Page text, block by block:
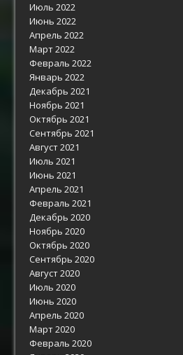
Июль 2022
Июнь 2022
Апрель 2022
Март 2022
Февраль 2022
Январь 2022
Декабрь 2021
Ноябрь 2021
Октябрь 2021
Сентябрь 2021
Август 2021
Июль 2021
Июнь 2021
Апрель 2021
Февраль 2021
Декабрь 2020
Ноябрь 2020
Октябрь 2020
Сентябрь 2020
Август 2020
Июль 2020
Июнь 2020
Апрель 2020
Март 2020
Февраль 2020